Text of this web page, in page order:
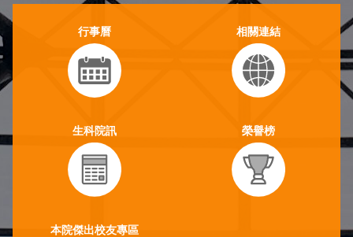
行事曆 相關連結
生科院訊 榮譽榜
本院傑出校友專區